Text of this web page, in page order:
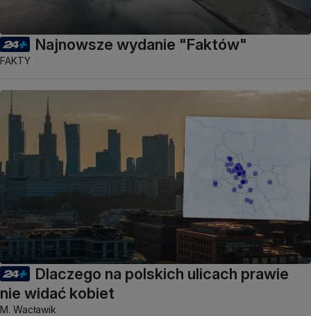
Najnowsze wydanie "Faktów"
FAKTY
Dlaczego na polskich ulicach prawie
nie widać kobiet
M. Wacławik